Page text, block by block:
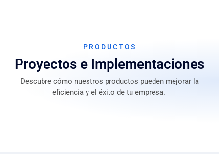
PRODUCTOS
Proyectos e Implementaciones
Descubre cómo nuestros productos pueden mejorar la
eficiencia y el éxito de tu empresa.